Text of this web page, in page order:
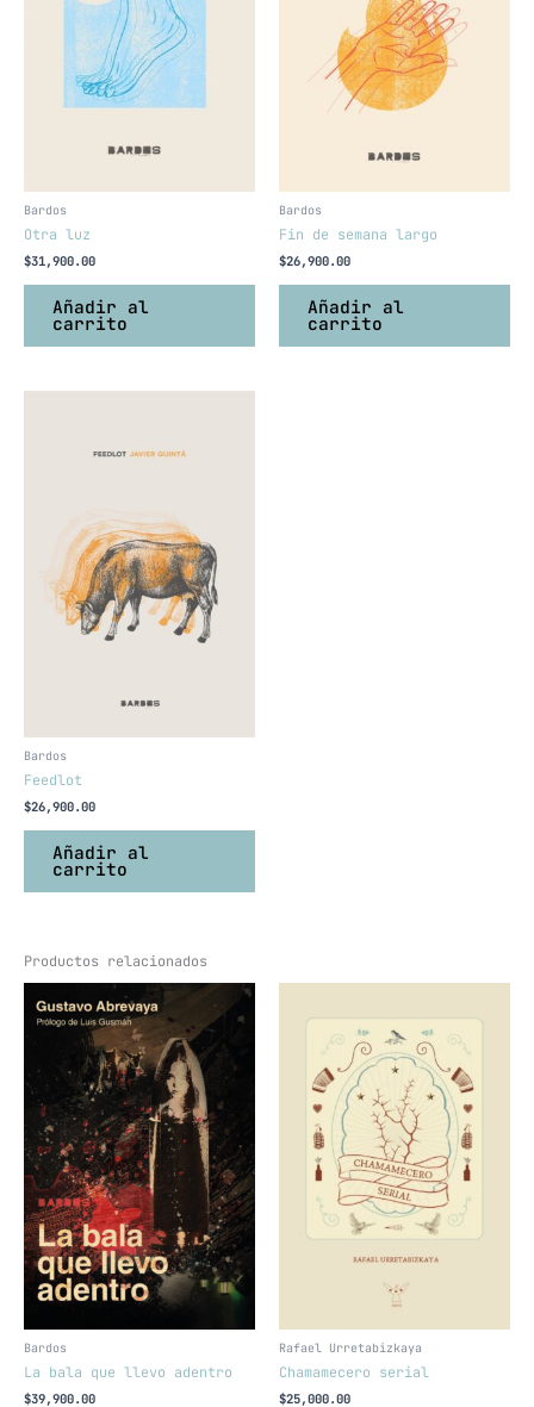
Bardos
Otra luz
$31,900.00
Añadir al
carrito
Bardos
Fin de semana largo
$26,900.00
Añadir al
carrito
Bardos
Feedlot
$26,900.00
Añadir al
carrito
Productos relacionados
Bardos
La bala que llevo adentro
$39,900.00
Rafael Urretabizkaya
Chamamecero serial
$25,000.00